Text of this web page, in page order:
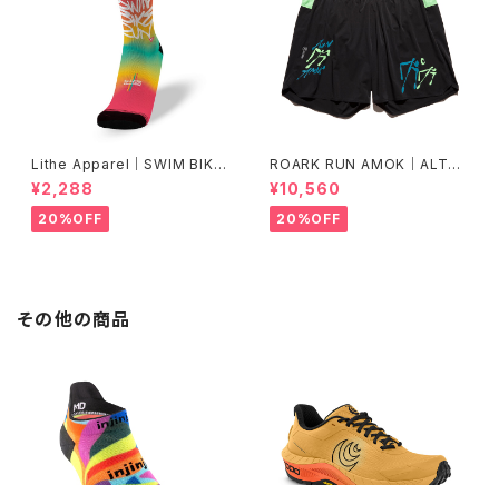
Lithe Apparel｜SWIM BIKE
RUN [COLOR]
¥2,288
20%OFF
ROARK RUN AMOK｜ALTA
5" Col.BLACK FJORD
¥10,560
20%OFF
その他の商品